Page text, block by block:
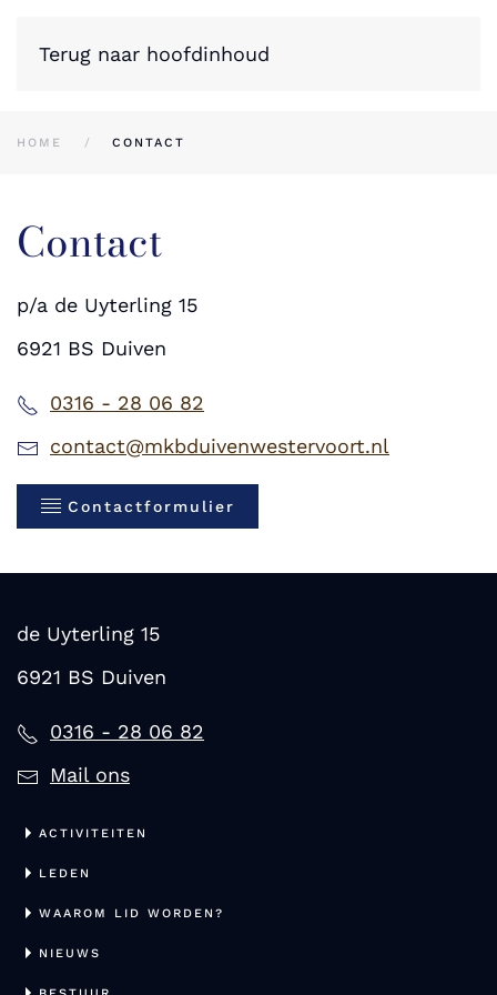
Terug naar hoofdinhoud
HOME CONTACT
Contact
p/a de Uyterling 15
6921 BS Duiven
0316 - 28 06 82
contact@mkbduivenwestervoort.nl
Contactformulier
de Uyterling 15
6921 BS Duiven
0316 - 28 06 82
Mail ons
ACTIVITEITEN
LEDEN
WAAROM LID WORDEN?
NIEUWS